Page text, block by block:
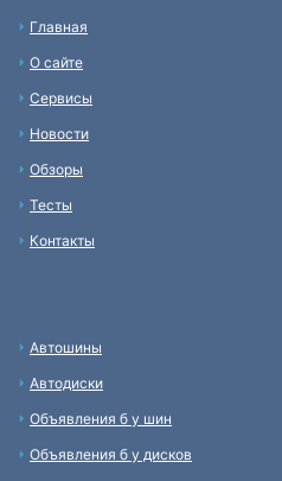
Главная
О сайте
Сервисы
Новости
Обзоры
Тесты
Контакты
Автошины
Автодиски
Объявления б у шин
Объявления б у дисков